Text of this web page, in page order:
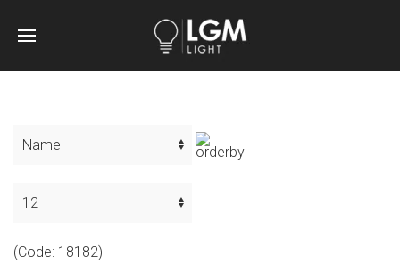
(Code: 18182)